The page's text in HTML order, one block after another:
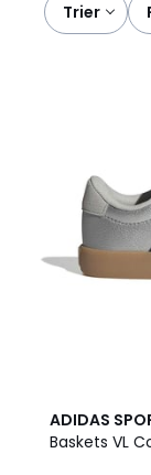
Trier
ADIDAS
Baskets VL
4,8
/ 5